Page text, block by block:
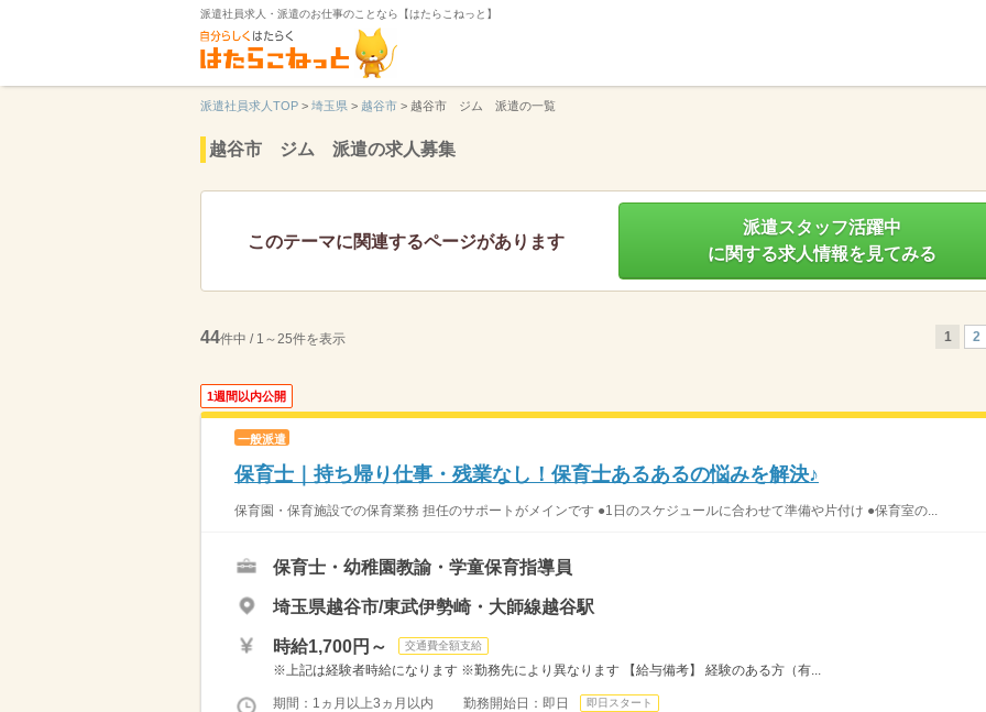
派遣社員求人・派遣のお仕事のことなら【はたらこねっと】
派遣社員求人TOP > 埼玉県 > 越谷市 > 越谷市 ジム 派遣の一覧
越谷市 ジム 派遣の求人募集
このテーマに関連するページがあります
派遣スタッフ活躍中
に関する求人情報を見てみる
44件中 / 1～25件を表示 1 2
1週間以内公開
一般派遣
保育士｜持ち帰り仕事・残業なし！保育士あるあるの悩みを解決♪
保育園・保育施設での保育業務 担任のサポートがメインです ●1日のスケジュールに合わせて準備や片付け ●保育室の...
保育士・幼稚園教諭・学童保育指導員
埼玉県越谷市/東武伊勢崎・大師線越谷駅
時給1,700円～ 交通費全額支給
※上記は経験者時給になります ※勤務先により異なります 【給与備考】 経験のある方（有...
期間：1ヵ月以上3ヵ月以内 勤務開始日：即日 即日スタート